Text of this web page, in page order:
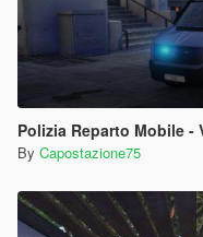
Polizia Reparto Mobile -
By Capostazione75